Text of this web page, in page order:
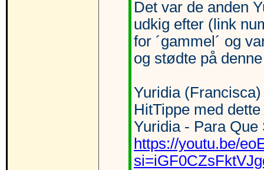
Det var de anden
udkig efter (link
for ´gammel´ og
og stødte på
Yuridia
HitTippe med
Yuridia - Para Que
https://youtu.be/